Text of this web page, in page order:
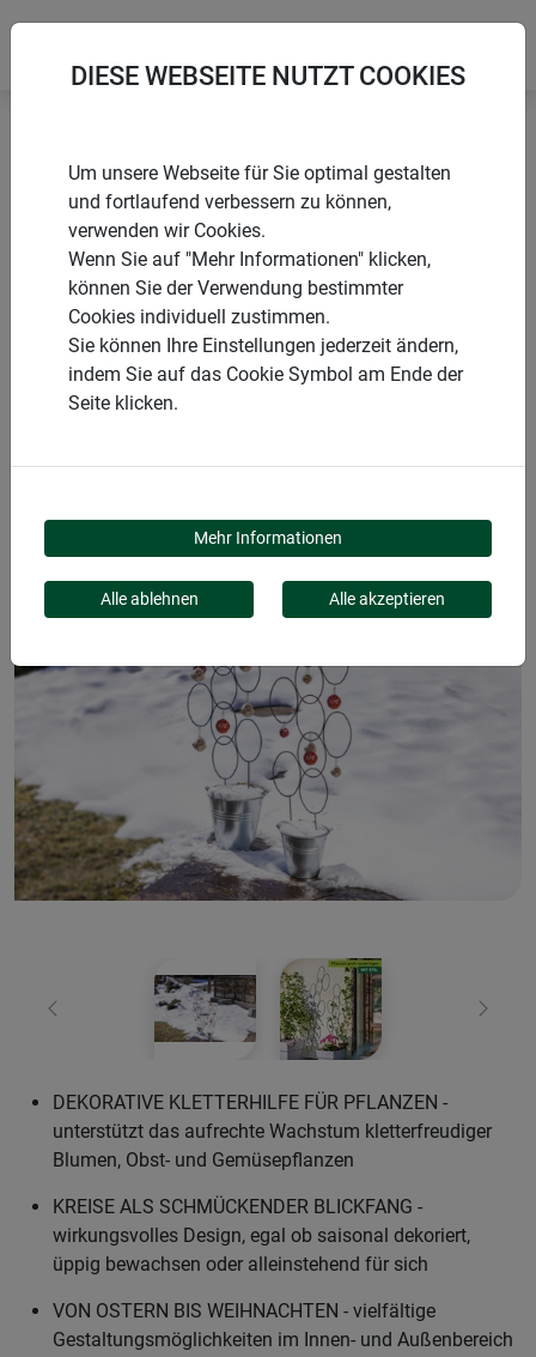
Startseite Rankgitter & Spaliere Rankgitter CIRCLE
PRODUKTE
RANKGITTER CIRCLE
Zurück Weiter
DEKORATIVE KLETTERHILFE FÜR PFLANZEN -
unterstützt das aufrechte Wachstum kletterfreudiger
Blumen, Obst- und Gemüsepflanzen
KREISE ALS SCHMÜCKENDER BLICKFANG -
wirkungsvolles Design, egal ob saisonal dekoriert,
üppig bewachsen oder alleinstehend für sich
VON OSTERN BIS WEIHNACHTEN - vielfältige
Gestaltungsmöglichkeiten im Innen- und Außenbereich
DIESE WEBSEITE NUTZT COOKIES
Um unsere Webseite für Sie optimal gestalten
und fortlaufend verbessern zu können,
verwenden wir Cookies.
Wenn Sie auf "Mehr Informationen" klicken,
können Sie der Verwendung bestimmter
Cookies individuell zustimmen.
Sie können Ihre Einstellungen jederzeit ändern,
indem Sie auf das Cookie Symbol am Ende der
Seite klicken.
Mehr Informationen
Alle ablehnen Alle akzeptieren